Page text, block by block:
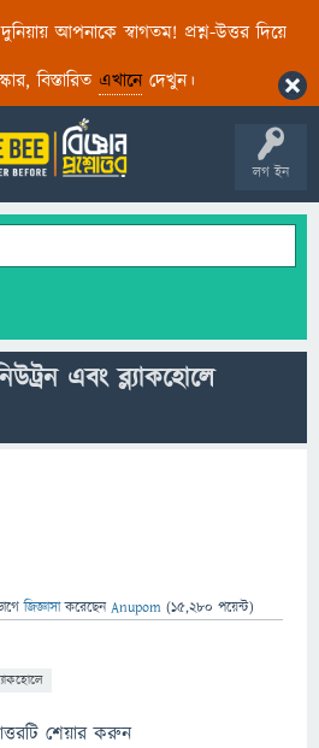
দুনিয়ায় আপনাকে স্বাগতম! প্রশ্ন-উত্তর দিয়ে
বিস্তারিত এখানেদেখুন।
লগ ইন
এবং ব্ল্যাকহোলে
জিজ্ঞাসাকরেছেনAnupom (15,280 পয়েন্ট)
শেয়ার করুন